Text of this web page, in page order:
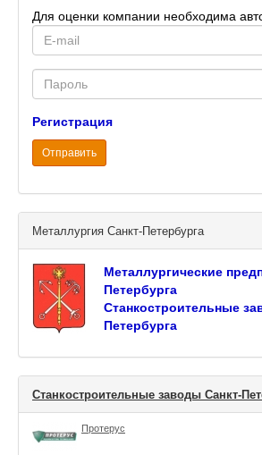
Для оценки компании необходима
mail
Password
Регистрация
Отправить
Металлургия Санкт-Петербурга
Металлургические
Петербурга
Станкостроительные
Петербурга
Станкостроительные заводы Санкт-
Протерус